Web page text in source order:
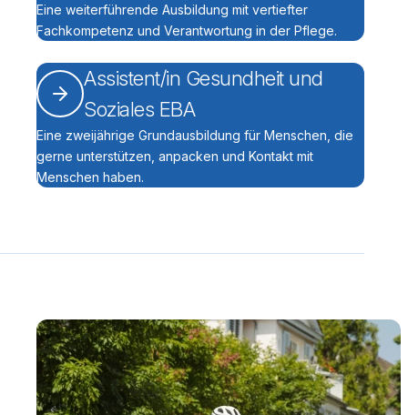
Eine weiterführende Ausbildung mit vertiefter
Fachkompetenz und Verantwortung in der Pflege.
Assistent/in Gesundheit und
Soziales EBA
Eine zweijährige Grundausbildung für Menschen, die
gerne unterstützen, anpacken und Kontakt mit
Menschen haben.